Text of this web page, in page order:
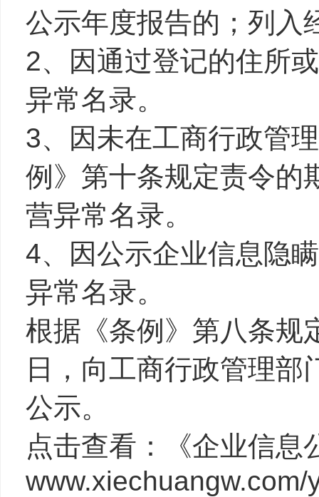
公示年度报告的；列入
2、因通过登记的住所
异常名录。
3、因未在工商行政管
例》第十条规定责令的
营异常名录。
4、因公示企业信息隐
异常名录。
根据《条例》第八条规
日，向工商行政管理
公示。
点击查看：《企业信息